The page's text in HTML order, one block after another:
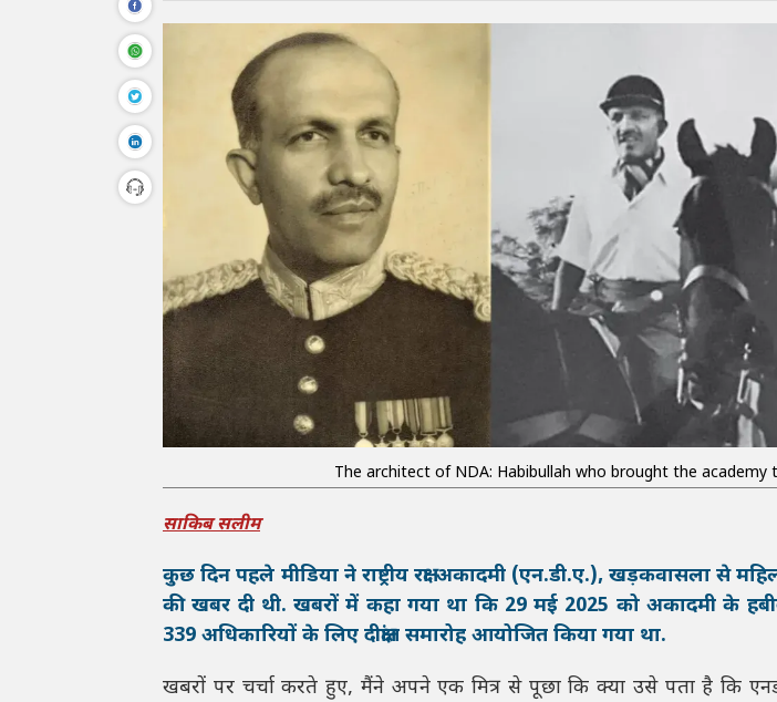
The architect of NDA: Habibullah who brought the academy
साकिब सलीम
कुछ दिन पहले मीडिया ने राष्ट्रीय रक्षा अकादमी (एन.डी.ए.), खड़कवासला से
की खबर दी थी. खबरों में कहा गया था कि 29 मई 2025 को अकादमी के
339 अधिकारियों के लिए दीक्षांत समारोह आयोजित किया गया था.
खबरों पर चर्चा करते हुए, मैंने अपने एक मित्र से पूछा कि क्या उसे पता है कि